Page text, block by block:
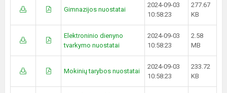
Gimnazijos nuostatai
2024-09-03
10:58:23
277.67
KB
Elektroninio dienyno
tvarkymo nuostatai
2024-09-03
10:58:23
2.58
MB
Mokinių tarybos nuostatai
2024-09-03
10:58:23
233.72
KB